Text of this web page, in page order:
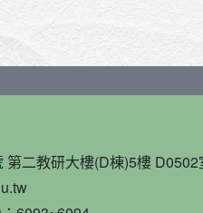
二教研大樓(D棟)5樓 D0502